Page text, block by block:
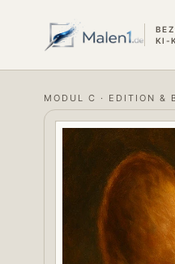
KI-
MODUL C · EDITION &